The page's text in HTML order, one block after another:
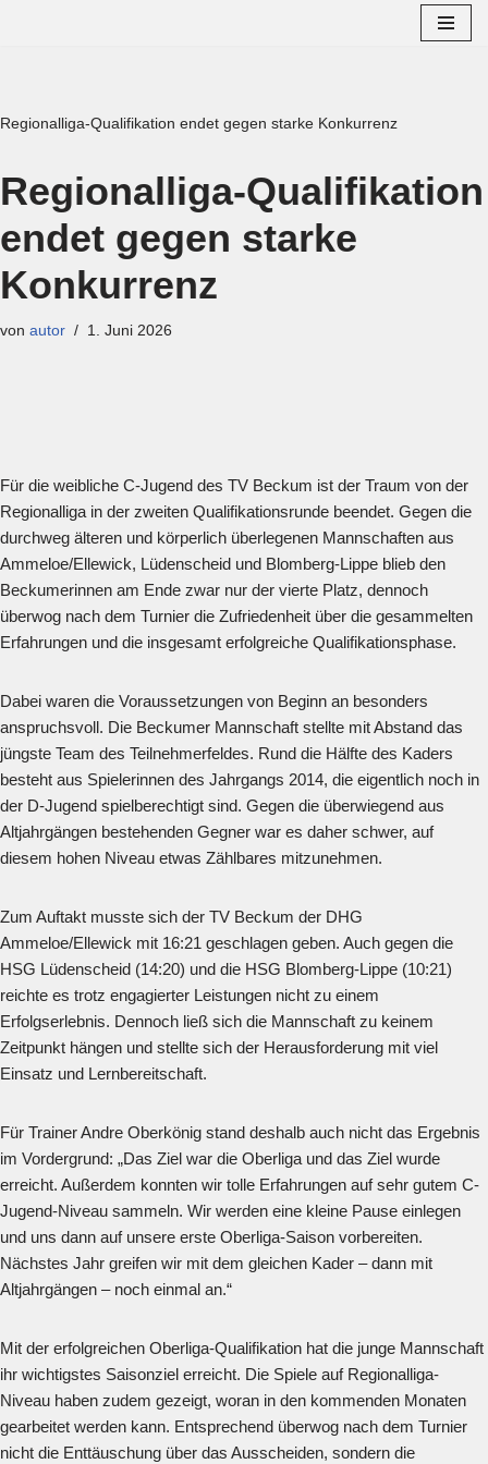
Regionalliga-Qualifikation endet gegen starke Konkurrenz
Regionalliga-Qualifikation
endet gegen starke
Konkurrenz
von autor 1. Juni 2026
Für die weibliche C-Jugend des TV Beckum ist der Traum von der
Regionalliga in der zweiten Qualifikationsrunde beendet. Gegen die
durchweg älteren und körperlich überlegenen Mannschaften aus
Ammeloe/Ellewick, Lüdenscheid und Blomberg-Lippe blieb den
Beckumerinnen am Ende zwar nur der vierte Platz, dennoch
überwog nach dem Turnier die Zufriedenheit über die gesammelten
Erfahrungen und die insgesamt erfolgreiche Qualifikationsphase.
Dabei waren die Voraussetzungen von Beginn an besonders
anspruchsvoll. Die Beckumer Mannschaft stellte mit Abstand das
jüngste Team des Teilnehmerfeldes. Rund die Hälfte des Kaders
besteht aus Spielerinnen des Jahrgangs 2014, die eigentlich noch in
der D-Jugend spielberechtigt sind. Gegen die überwiegend aus
Altjahrgängen bestehenden Gegner war es daher schwer, auf
diesem hohen Niveau etwas Zählbares mitzunehmen.
Zum Auftakt musste sich der TV Beckum der DHG
Ammeloe/Ellewick mit 16:21 geschlagen geben. Auch gegen die
HSG Lüdenscheid (14:20) und die HSG Blomberg-Lippe (10:21)
reichte es trotz engagierter Leistungen nicht zu einem
Erfolgserlebnis. Dennoch ließ sich die Mannschaft zu keinem
Zeitpunkt hängen und stellte sich der Herausforderung mit viel
Einsatz und Lernbereitschaft.
Für Trainer Andre Oberkönig stand deshalb auch nicht das Ergebnis
im Vordergrund: „Das Ziel war die Oberliga und das Ziel wurde
erreicht. Außerdem konnten wir tolle Erfahrungen auf sehr gutem C-
Jugend-Niveau sammeln. Wir werden eine kleine Pause einlegen
und uns dann auf unsere erste Oberliga-Saison vorbereiten.
Nächstes Jahr greifen wir mit dem gleichen Kader – dann mit
Altjahrgängen – noch einmal an.“
Mit der erfolgreichen Oberliga-Qualifikation hat die junge Mannschaft
ihr wichtigstes Saisonziel erreicht. Die Spiele auf Regionalliga-
Niveau haben zudem gezeigt, woran in den kommenden Monaten
gearbeitet werden kann. Entsprechend überwog nach dem Turnier
nicht die Enttäuschung über das Ausscheiden, sondern die